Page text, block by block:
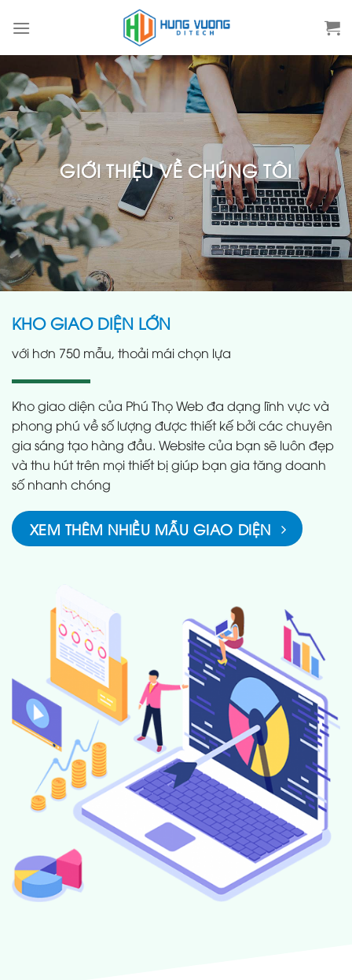
GIỚI THIỆU VỀ CHÚNG TÔI
KHO GIAO DIỆN LỚN
với hơn 750 mẫu, thoải mái chọn lựa
Kho giao diện của Phú Thọ Web đa dạng lĩnh vực và
phong phú về số lượng được thiết kế bởi các chuyên
gia sáng tạo hàng đầu. Website của bạn sẽ luôn đẹp
và thu hút trên mọi thiết bị giúp bạn gia tăng doanh
số nhanh chóng
XEM THÊM NHIỀU MẪU GIAO DIỆN